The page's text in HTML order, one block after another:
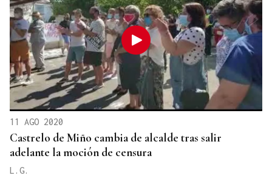
11 AGO 2020
Castrelo de Miño cambia de alcalde tras salir
adelante la moción de censura
L.G.